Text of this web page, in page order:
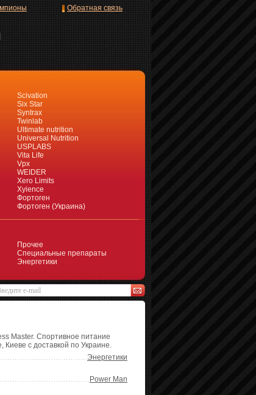
Обратная связь
Scivation
Six Star
Syntrax
Twinlab
Ultimate nutrition
Universal Nutrition
USPLABS
Vita Life
Vpx
WEIDER
Xero Limits
Xyience
Фортоген
Фортоген (Украина)
Прочее
Специальные препараты
Энергетики
Master. Спортивное питание
Киеве с доставкой по Украине.
Энергетики
Power Man